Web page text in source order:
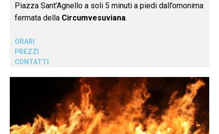
Piazza Sant’Agnello a soli 5 minuti a piedi dall’omonima
fermata della Circumvesuviana.
ORARI
PREZZI
CONTATTI